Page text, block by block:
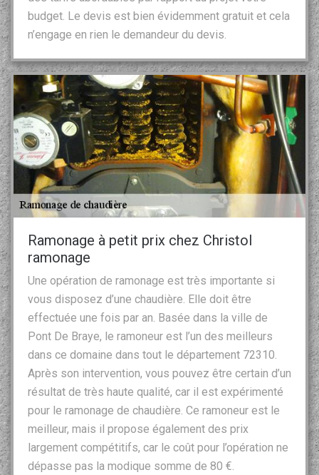
budget. Le devis est bien évidemment gratuit et cela
n’engage en rien le demandeur du devis.
Ramonage à petit prix chez Christol
ramonage
Une opération de ramonage est très importante si
vous disposez d’une chaudière. Elle doit être
effectuée une fois par an. Basée dans la ville de
Pont De Braye, le ramoneur est l’un des meilleurs
dans ce domaine dans tout le département 72310.
Après son intervention, vous pouvez être certain d’un
résultat de très haute qualité, car il est expérimenté
pour le ramonage de chaudière. Ce ramoneur est le
meilleur, mais il propose également des prix
largement compétitifs, car le coût pour l’opération ne
dépasse pas la modique somme de 80 €.